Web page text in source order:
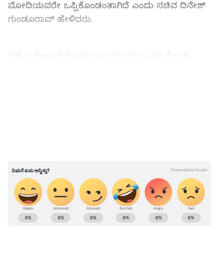
ಮೋದಿಯವರೇ ಒಪ್ಪಿಕೊಂಡಂತಾಗಿದೆ ಎಂದು ಸಚಿವ ದಿನೇಶ್
ಗುಂಡೂರಾವ್ ಹೇಳಿದರು.‌
ABOUT THE AUTHOR